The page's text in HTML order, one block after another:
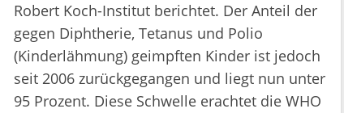
Robert Koch-Institut berichtet. Der Anteil der
gegen Diphtherie, Tetanus und Polio
(Kinderlähmung) geimpften Kinder ist jedoch
seit 2006 zurückgegangen und liegt nun unter
95 Prozent. Diese Schwelle erachtet die WHO